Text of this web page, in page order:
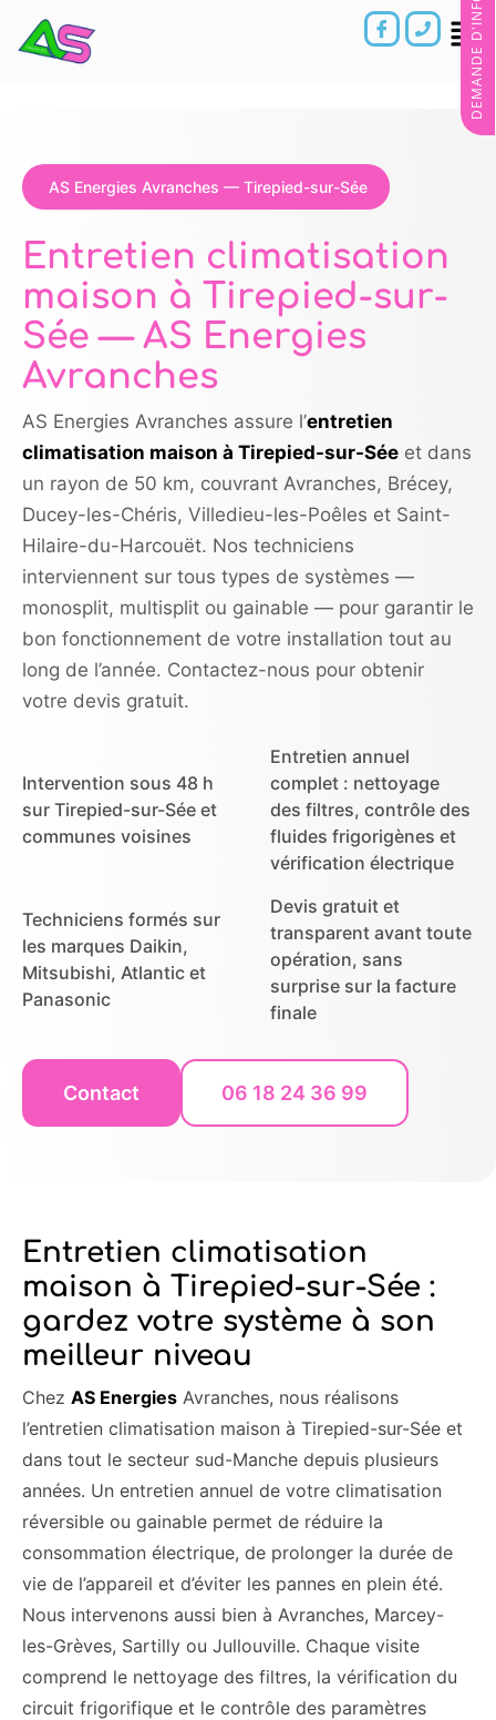
AS Energies Avranches — Tirepied-sur-Sée
Entretien climatisation
maison à Tirepied-sur-
Sée — AS Energies
Avranches
AS Energies Avranches assure l’entretien
climatisation maison à Tirepied-sur-Sée et dans
un rayon de 50 km, couvrant Avranches, Brécey,
Ducey-les-Chéris, Villedieu-les-Poêles et Saint-
Hilaire-du-Harcouët. Nos techniciens
interviennent sur tous types de systèmes —
monosplit, multisplit ou gainable — pour garantir le
bon fonctionnement de votre installation tout au
long de l’année. Contactez-nous pour obtenir
votre devis gratuit.
Intervention sous 48 h
sur Tirepied-sur-Sée et
communes voisines
Entretien annuel
complet : nettoyage
des filtres, contrôle des
fluides frigorigènes et
vérification électrique
Techniciens formés sur
les marques Daikin,
Mitsubishi, Atlantic et
Panasonic
Devis gratuit et
transparent avant toute
opération, sans
surprise sur la facture
finale
Contact 06 18 24 36 99
Entretien climatisation
maison à Tirepied-sur-Sée :
gardez votre système à son
meilleur niveau
Chez AS Energies Avranches, nous réalisons
l’entretien climatisation maison à Tirepied-sur-Sée et
dans tout le secteur sud-Manche depuis plusieurs
années. Un entretien annuel de votre climatisation
réversible ou gainable permet de réduire la
consommation électrique, de prolonger la durée de
vie de l’appareil et d’éviter les pannes en plein été.
Nous intervenons aussi bien à Avranches, Marcey-
les-Grèves, Sartilly ou Jullouville. Chaque visite
comprend le nettoyage des filtres, la vérification du
circuit frigorifique et le contrôle des paramètres